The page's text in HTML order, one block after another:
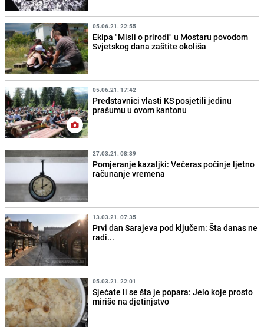
05.06.21. 22:55
Ekipa "Misli o prirodi" u Mostaru povodom
Svjetskog dana zaštite okoliša
05.06.21. 17:42
Predstavnici vlasti KS posjetili jedinu
prašumu u ovom kantonu
27.03.21. 08:39
Pomjeranje kazaljki: Večeras počinje ljetno
računanje vremena
13.03.21. 07:35
Prvi dan Sarajeva pod ključem: Šta danas ne
radi...
05.03.21. 22:01
Sjećate li se šta je popara: Jelo koje prosto
miriše na djetinjstvo